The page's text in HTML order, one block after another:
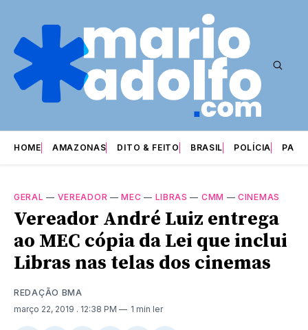
HOME AMAZONAS DITO & FEITO BRASIL POLÍCIA
GERAL — VEREADOR —MEC — LIBRAS — CMM —CINEMAS
Vereador André Luiz entrega
ao MEC cópia da Lei que inclui
Libras nas telas dos cinemas
REDAÇÃO BMA
março 22, 2019 . 12:38 PM 1 min ler